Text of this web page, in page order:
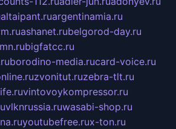
altaipant.ruargentinamia.ru
ashanet.rubelgorod-day.ru
bigfatcc.ru
borodino-media.rucard-voice.ru
zvonitut.ruzebra-tlt.ru
vintovoykompressor.ru
vlknrussia.ruwasabi-shop.ru
youtubefree.rux-ton.ru